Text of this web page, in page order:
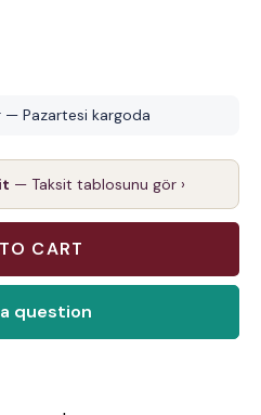
— Pazartesi kargoda
— Taksit tablosunu gör ›